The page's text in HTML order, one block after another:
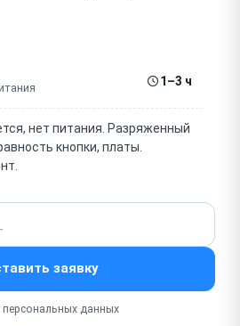
обычного (засор,
намотанные волосы
фильтр HEPA / мотор-
трубки /
/ индикация заряда / уровня
(мини-турбощётка, мягкая
1–3 ч
нет питания. Разряженный
кнопки, платы.
заявку
персональных данных